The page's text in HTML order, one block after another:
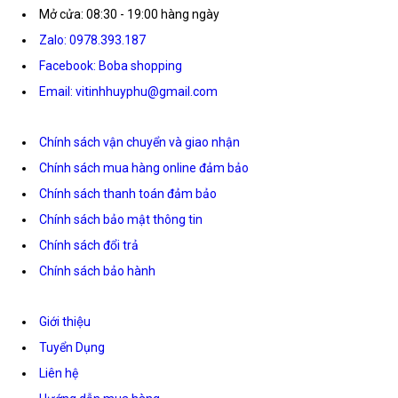
Mở cửa: 08:30 - 19:00 hàng ngày
Zalo: 0978.393.187
Facebook: Boba shopping
Email: vitinhhuyphu@gmail.com
Chính sách vận chuyển và giao nhận
Chính sách mua hàng online đảm bảo
Chính sách thanh toán đảm bảo
Chính sách bảo mật thông tin
Chính sách đổi trả
Chính sách bảo hành
Giới thiệu
Tuyển Dụng
Liên hệ